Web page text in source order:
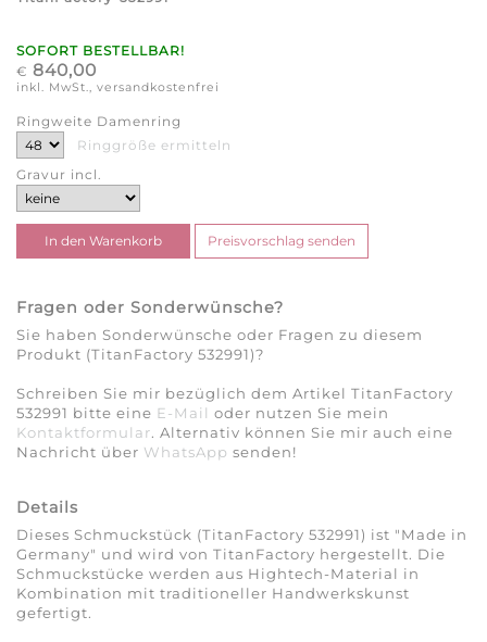
SOFORT BESTELLBAR!
€ 840,00
inkl. MwSt., versandkostenfrei
Ringweite Damenring
Ringgröße ermitteln
Gravur incl.
Fragen oder Sonderwünsche?
Sie haben Sonderwünsche oder Fragen zu diesem
Produkt (TitanFactory 532991)?
Schreiben Sie mir bezüglich dem Artikel TitanFactory
532991 bitte eine E-Mail oder nutzen Sie mein
Kontaktformular. Alternativ können Sie mir auch eine
Nachricht über WhatsApp senden!
Details
Dieses Schmuckstück (TitanFactory 532991) ist "Made in
Germany" und wird von TitanFactory hergestellt. Die
Schmuckstücke werden aus Hightech-Material in
Kombination mit traditioneller Handwerkskunst
gefertigt.